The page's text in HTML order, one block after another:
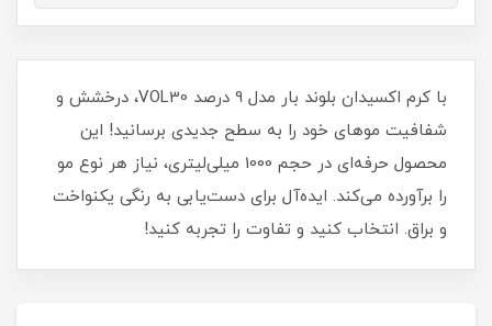
با کرم اکسیدان بلوند بار مدل 9 درصد VOL30، درخشش و
شفافیت موهای خود را به سطح جدیدی برسانید! این
محصول حرفه‌ای در حجم 1000 میلی‌لیتری، نیاز هر نوع مو
را برآورده می‌کند. ایده‌آل برای دست‌یابی به رنگی یکنواخت
و براق. انتخاب کنید و تفاوت را تجربه کنید!